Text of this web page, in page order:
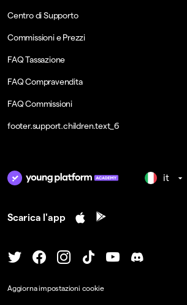
Centro di Supporto
Commissioni e Prezzi
FAQ Tassazione
FAQ Compravendita
FAQ Commissioni
footer.support.children.text_6
it
Scarica l'app
Aggiorna impostazioni cookie